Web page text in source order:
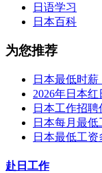
日语学习
日本百科
为您推荐
日本最低时
2026年日本
日本工作招
日本每月最
日本最低工资
赴日工作